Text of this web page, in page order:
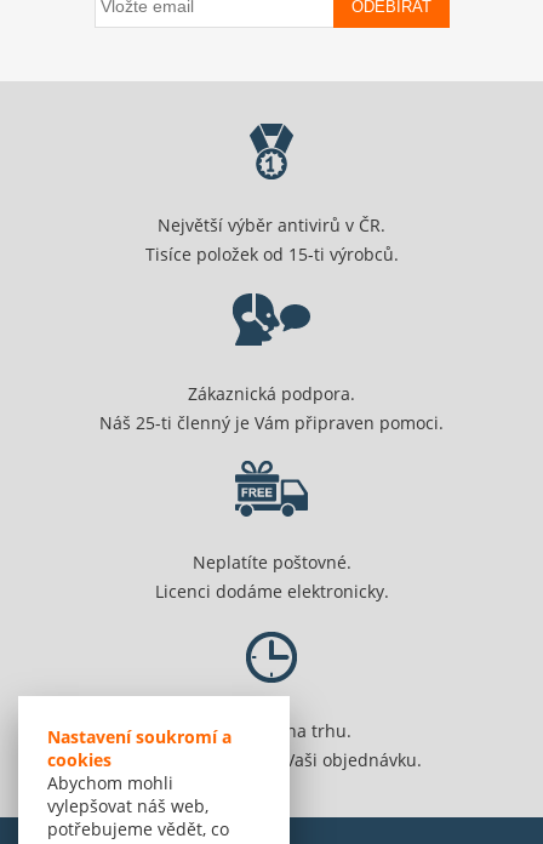
Nastavení soukromí a
cookies
Abychom mohli
vylepšovat náš web,
potřebujeme vědět, co
ODEBÍRAT
Největší výběr antivirů v ČR.
Tisíce položek od 15-ti výrobců.
Zákaznická podpora.
Náš 25-ti členný je Vám připraven pomoci.
Neplatíte poštovné.
Licenci dodáme elektronicky.
Jsme 20 let na trhu.
Spolehlivě vyřídíme Vaši objednávku.